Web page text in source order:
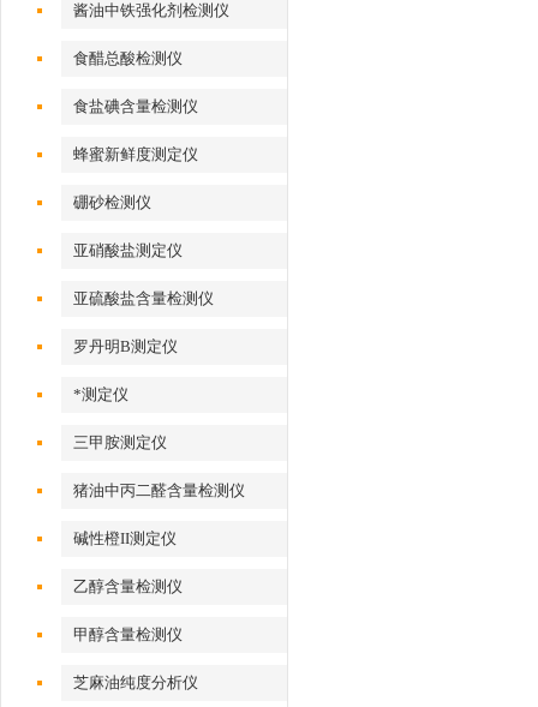
酱油中铁强化剂检测仪
食醋总酸检测仪
食盐碘含量检测仪
蜂蜜新鲜度测定仪
硼砂检测仪
亚硝酸盐测定仪
亚硫酸盐含量检测仪
罗丹明B测定仪
*测定仪
三甲胺测定仪
猪油中丙二醛含量检测仪
碱性橙II测定仪
乙醇含量检测仪
甲醇含量检测仪
芝麻油纯度分析仪